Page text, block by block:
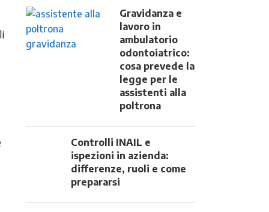
Gravidanza e
lavoro in
ambulatorio
odontoiatrico:
cosa prevede la
legge per le
assistenti alla
poltrona
Controlli INAIL e
ispezioni in azienda:
differenze, ruoli e come
prepararsi